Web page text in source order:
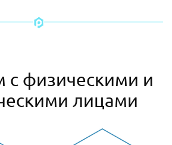
с физическими и
лицами